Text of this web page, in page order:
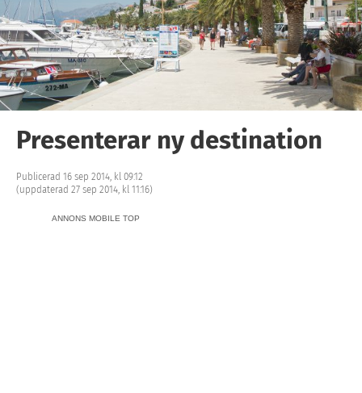
Presenterar ny destination
Publicerad 16 sep 2014, kl 09:12
(uppdaterad 27 sep 2014, kl 11:16)
ANNONS MOBILE TOP